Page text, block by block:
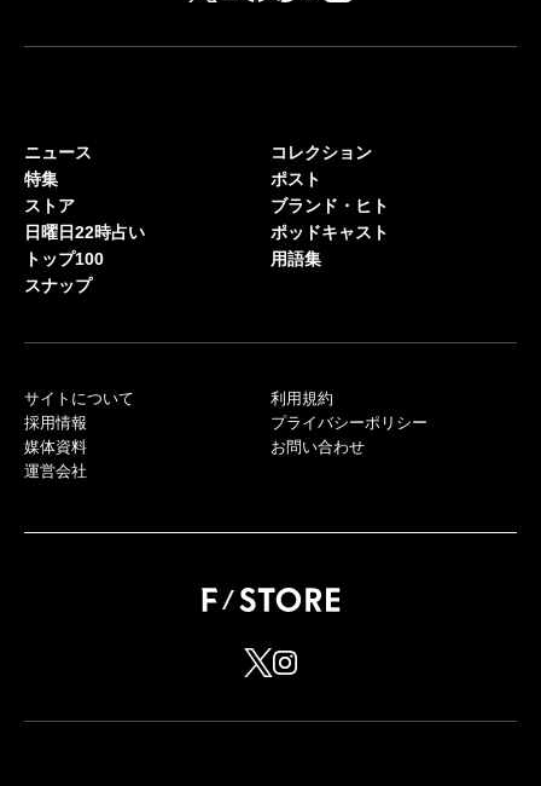
ニュース
特集
ストア
日曜日22時占い
トップ100
スナップ
コレクション
ポスト
ブランド・ヒト
ポッドキャスト
用語集
サイトについて
採用情報
媒体資料
運営会社
利用規約
プライバシーポリシー
お問い合わせ